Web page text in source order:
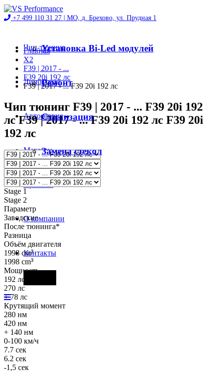
+7 499 110 31 27 | МО, д. Брехово, ул. Прудная 1
Чип-тюнинг
Диностенд
Автосервис
Магазин
Проекты
О компании
Контакты
Установка Bi-Led модулей
Ремонт
Стилизация
Замена стекол
Главная
X2
F39 | 2017 - ...
F39 20i 192 лс
F39 | 2017 - ... F39 20i 192 лс
Чип тюнинг F39 | 2017 - ... F39 20i 192
лс F39 | 2017 - ... F39 20i 192 лс F39 20i
192 лс
Stage 1
Stage 2
Параметр
Заводские
После тюнинга*
Разница
Объём двигателя
1998 cm³
1998 cm³
Мощность
192 лс
270 лс
+ 78 лс
Крутящий момент
280 нм
420 нм
+ 140 нм
0-100 км/ч
7.7 сек
6.2 сек
-1,5 сек